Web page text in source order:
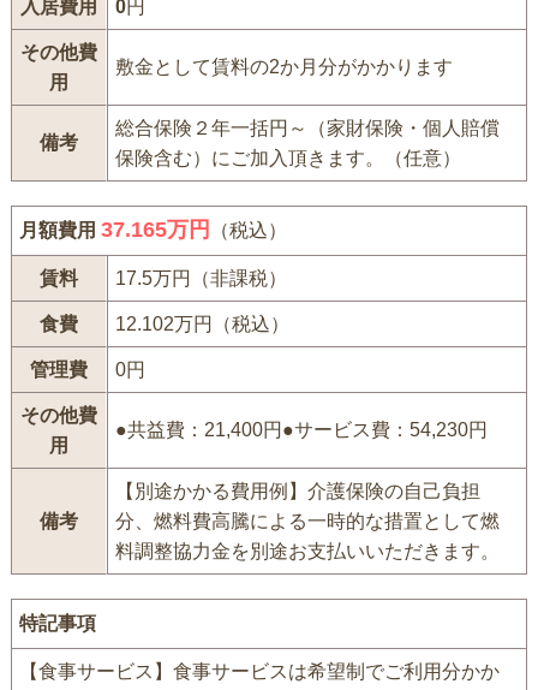
入居費用 0円
その他費
用
敷金として賃料の2か月分がかかります
備考
総合保険２年一括円～（家財保険・個人賠償
保険含む）にご加入頂きます。（任意）
月額費用37.165万円 （税込）
賃料 17.5万円（非課税）
食費 12.102万円（税込）
管理費 0円
その他費
用
●共益費：21,400円●サービス費：54,230円
備考
【別途かかる費用例】介護保険の自己負担
分、燃料費高騰による一時的な措置として燃
料調整協力金を別途お支払いいただきます。
特記事項
【食事サービス】食事サービスは希望制でご利用分かか